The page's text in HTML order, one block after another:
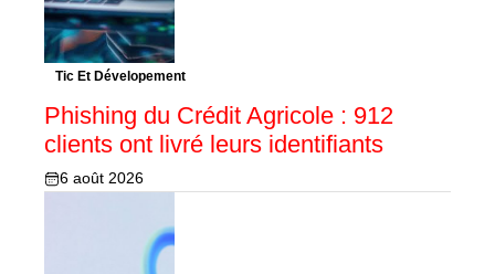
Tic Et Dévelopement
Phishing du Crédit Agricole : 912
clients ont livré leurs identifiants
6 août 2026